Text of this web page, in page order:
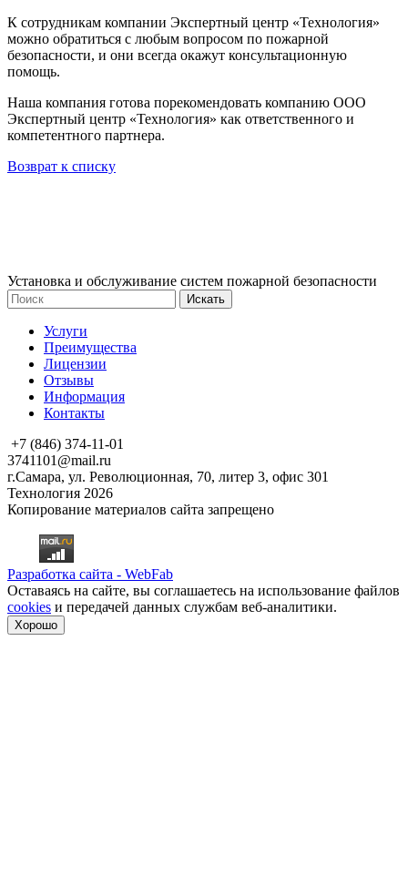
К сотрудникам компании Экспертный центр «Технология»
можно обратиться с любым вопросом по пожарной
безопасности, и они всегда окажут консультационную
помощь.
Наша компания готова порекомендовать компанию ООО
Экспертный центр «Технология» как ответственного и
компетентного партнера.
Возврат к списку
Установка и обслуживание систем пожарной безопасности
Услуги
Преимущества
Лицензии
Отзывы
Информация
Контакты
+7 (846) 374-11-01
3741101@mail.ru
г.Самара, ул. Революционная, 70, литер 3, офис 301
Технология 2026
Копирование материалов сайта запрещено
Разработка сайта - WebFab
Оставаясь на сайте, вы соглашаетесь на использование файлов
cookies и передачей данных службам веб-аналитики.
Хорошо